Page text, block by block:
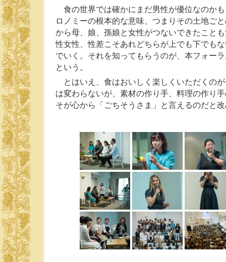
食の世界では確かにまだ男性が優位なのか
ロノミーの根本的な意味、つまりその土地ご
から母、娘、孫娘と女性がつないできたこと
性女性、性差こそあれどちらが上でも下でも
でいく。それを知ってもらうのが、本フォー
という。
とはいえ、食はおいしく楽しくいただくの
は変わらないが、素材の作り手、料理の作り
そが心から「ごちそうさま」と言えるのだと